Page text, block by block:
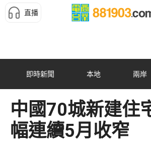
直播
即時新聞 本地 兩岸
中國70城新建住
幅連續5月收窄